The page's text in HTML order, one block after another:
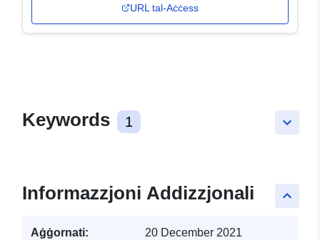
URL tal-Aċċess
keyboard_arrow_down
Keywords 1
keyboard_arrow_up
Informazzjoni Addizzjonali
Aġġornati: 20 December 2021